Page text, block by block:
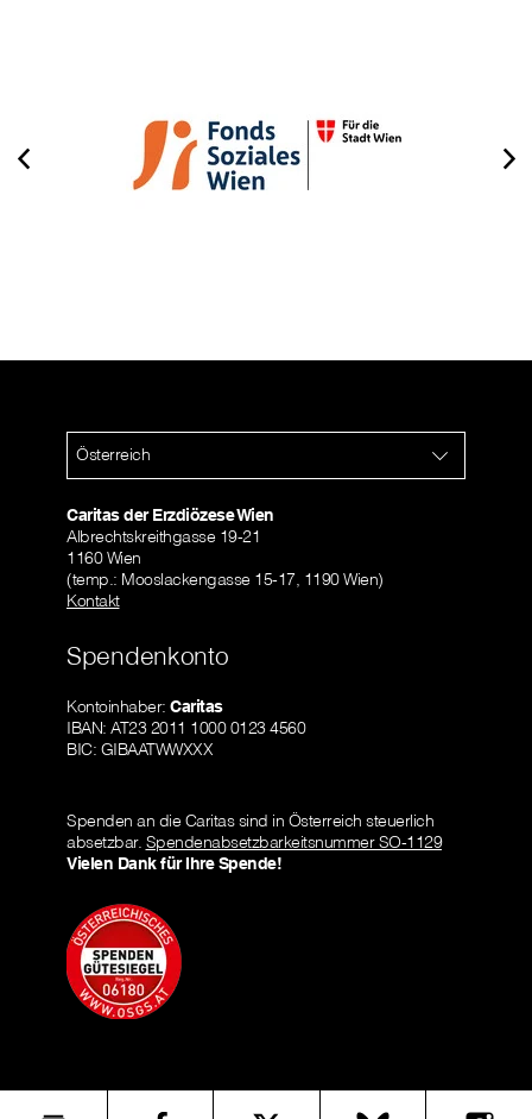
Österreich
Caritas der Erzdiözese Wien
Albrechtskreithgasse 19-21
1160 Wien
(temp.: Mooslackengasse 15-17, 1190 Wien)
Kontakt
Spendenkonto
Kontoinhaber: Caritas
IBAN: AT23 2011 1000 0123 4560
BIC: GIBAATWWXXX
Spenden an die Caritas sind in Österreich steuerlich
absetzbar. Spendenabsetzbarkeitsnummer SO-1129
Vielen Dank für Ihre Spende!